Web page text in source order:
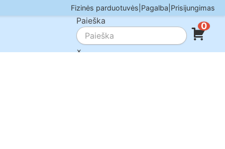
Fizinės parduotuvės Pagalba Prisijungimas
Paieška
×
0